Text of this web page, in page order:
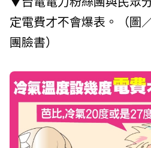
定電費才不會爆表。（圖
團臉書）